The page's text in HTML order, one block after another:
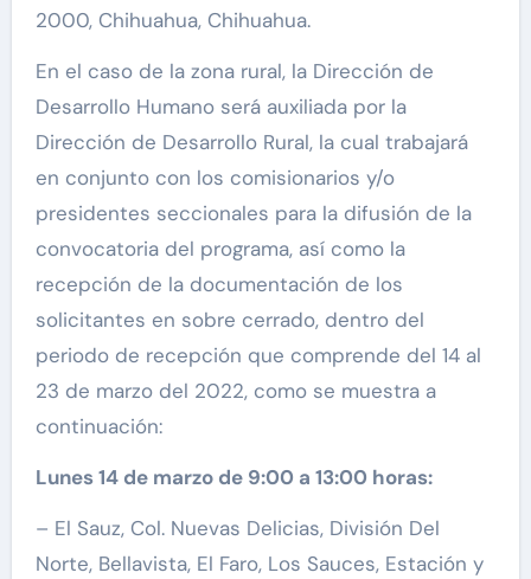
2000, Chihuahua, Chihuahua.
En el caso de la zona rural, la Dirección de
Desarrollo Humano será auxiliada por la
Dirección de Desarrollo Rural, la cual trabajará
en conjunto con los comisionarios y/o
presidentes seccionales para la difusión de la
convocatoria del programa, así como la
recepción de la documentación de los
solicitantes en sobre cerrado, dentro del
periodo de recepción que comprende del 14 al
23 de marzo del 2022, como se muestra a
continuación:
Lunes 14 de marzo de 9:00 a 13:00 horas:
– El Sauz, Col. Nuevas Delicias, División Del
Norte, Bellavista, El Faro, Los Sauces, Estación y